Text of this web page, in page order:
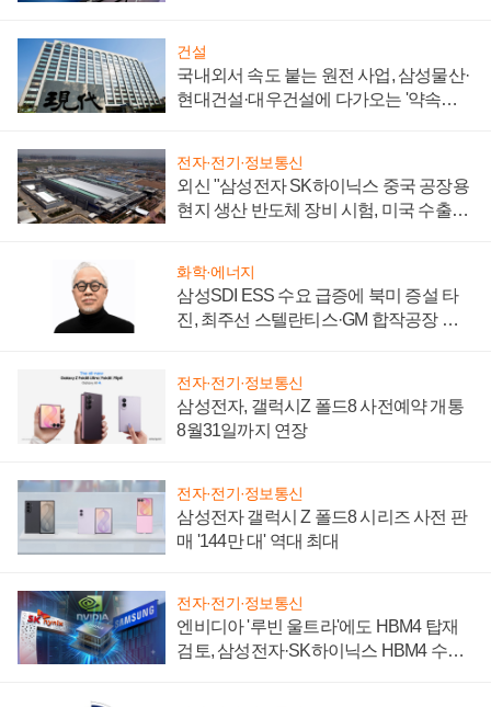
건설
국내외서 속도 붙는 원전 사업, 삼성물산·
현대건설·대우건설에 다가오는 '약속의
전자·전기·정보통신
외신 "삼성전자 SK하이닉스 중국 공장용
현지 생산 반도체 장비 시험, 미국 수출통
화학·에너지
삼성SDI ESS 수요 급증에 북미 증설 타
진, 최주선 스텔란티스·GM 합작공장 건
전자·전기·정보통신
삼성전자, 갤럭시Z 폴드8 사전예약 개통
8월31일까지 연장
전자·전기·정보통신
삼성전자 갤럭시 Z 폴드8 시리즈 사전 판
매 '144만 대' 역대 최대
전자·전기·정보통신
엔비디아 '루빈 울트라'에도 HBM4 탑재
검토, 삼성전자·SK하이닉스 HBM4 수율